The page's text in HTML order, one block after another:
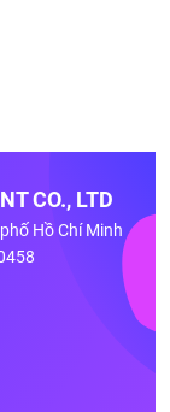
CO., LTD
Hồ Chí Minh